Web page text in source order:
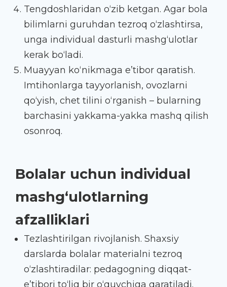
Tengdoshlaridan o‘zib ketgan. Agar bola
bilimlarni guruhdan tezroq o‘zlashtirsa,
unga individual dasturli mashg‘ulotlar
kerak bo‘ladi.
Muayyan ko‘nikmaga e’tibor qaratish.
Imtihonlarga tayyorlanish, ovozlarni
qo‘yish, chet tilini o‘rganish – bularning
barchasini yakkama-yakka mashq qilish
osonroq.
Bolalar uchun individual
mashg‘ulotlarning
afzalliklari
Tezlashtirilgan rivojlanish. Shaxsiy
darslarda bolalar materialni tezroq
o‘zlashtiradilar: pedagogning diqqat-
e’tibori to‘liq bir o‘quvchiga qaratiladi.